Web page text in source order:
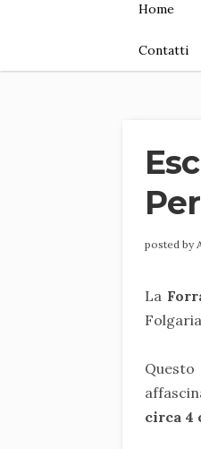
Home
Contatti
posted by
La
circa 4